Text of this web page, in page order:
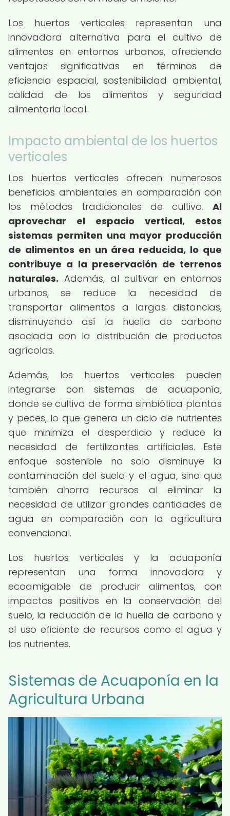
Los huertos verticales representan una
innovadora alternativa para el cultivo de
alimentos en entornos urbanos, ofreciendo
ventajas significativas en términos de
eficiencia espacial, sostenibilidad ambiental,
calidad de los alimentos y seguridad
alimentaria local.
Impacto ambiental de los huertos
verticales
Los huertos verticales ofrecen numerosos
beneficios ambientales en comparación con
los métodos tradicionales de cultivo. Al
aprovechar el espacio vertical, estos
sistemas permiten una mayor producción
de alimentos en un área reducida, lo que
contribuye a la preservación de terrenos
naturales. Además, al cultivar en entornos
urbanos, se reduce la necesidad de
transportar alimentos a largas distancias,
disminuyendo así la huella de carbono
asociada con la distribución de productos
agrícolas.
Además, los huertos verticales pueden
integrarse con sistemas de acuaponía,
donde se cultiva de forma simbiótica plantas
y peces, lo que genera un ciclo de nutrientes
que minimiza el desperdicio y reduce la
necesidad de fertilizantes artificiales. Este
enfoque sostenible no solo disminuye la
contaminación del suelo y el agua, sino que
también ahorra recursos al eliminar la
necesidad de utilizar grandes cantidades de
agua en comparación con la agricultura
convencional.
Los huertos verticales y la acuaponía
representan una forma innovadora y
ecoamigable de producir alimentos, con
impactos positivos en la conservación del
suelo, la reducción de la huella de carbono y
el uso eficiente de recursos como el agua y
los nutrientes.
Sistemas de Acuaponía en la
Agricultura Urbana